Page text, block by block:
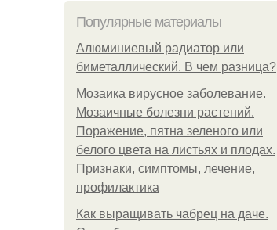
Популярные материалы
Алюминиевый радиатор или
биметаллический. В чем разница?
Мозаика вирусное заболевание.
Мозаичные болезни растений.
Поражение, пятна зеленого или
белого цвета на листьях и плодах.
Признаки, симптомы, лечение,
профилактика
Как выращивать чабрец на даче.